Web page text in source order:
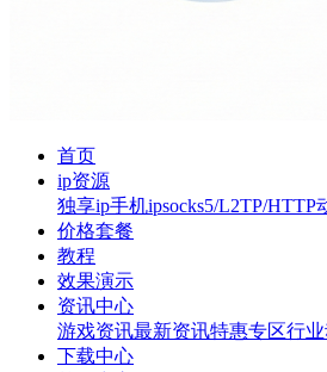
首页
ip资源
独享ip手机ipsocks5/L2TP/HTTP
价格套餐
教程
效果演示
资讯中心
游戏资讯最新资讯特惠专区行
下载中心